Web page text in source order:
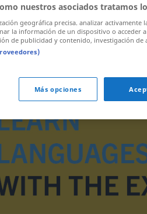
nuestros asociados tratamos
geográfica precisa. analizar activamente
la información de un dispositivo o acceder
de publicidad y contenido, investigación de
Más opciones